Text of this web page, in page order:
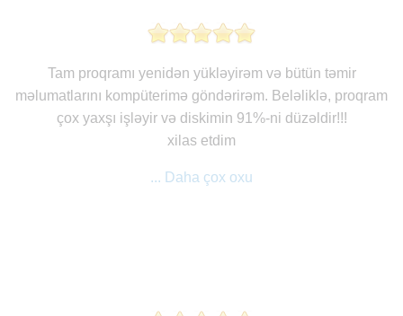
Tam proqramı yenidən yükləyirəm və bütün təmir
məlumatlarını kompüterimə göndərirəm. Beləliklə, proqram
çox yaxşı işləyir və diskimin 91%-ni düzəldir!!!
xilas etdim
... Daha çox oxu